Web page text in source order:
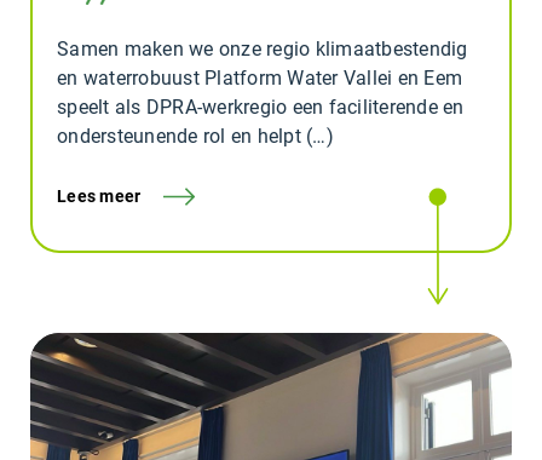
Samen maken we onze regio klimaatbestendig
en waterrobuust Platform Water Vallei en Eem
speelt als DPRA-werkregio een faciliterende en
ondersteunende rol en helpt (…)
Lees meer